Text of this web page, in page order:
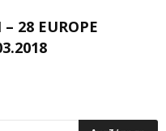
28 EUROPE